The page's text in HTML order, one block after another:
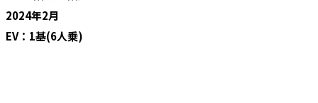
2024年2月
EV：1基(6人乗)